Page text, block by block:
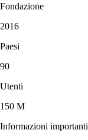
Fondazione
2016
Paesi
90
Utenti
150 M
Informazioni importanti